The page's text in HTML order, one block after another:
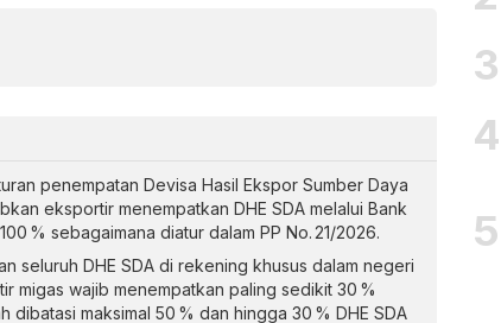
penempatan Devisa Hasil Ekspor Sumber Daya
eksportir menempatkan DHE SDA melalui Bank
% sebagaimana diatur dalam PP No. 21/2026.
seluruh DHE SDA di rekening khusus dalam negeri
migas wajib menempatkan paling sedikit 30 %
dibatasi maksimal 50 % dan hingga 30 % DHE SDA